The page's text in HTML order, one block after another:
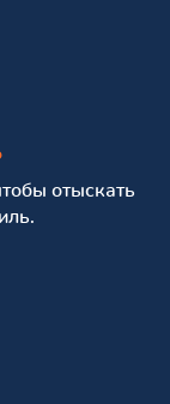
отыскать